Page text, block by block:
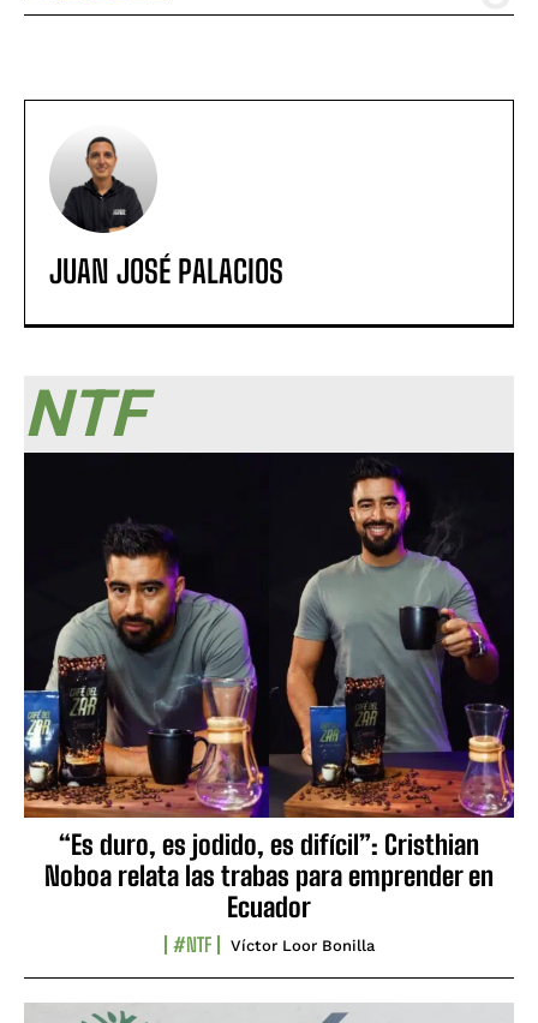
JUAN JOSÉ PALACIOS
NTF
“Es duro, es jodido, es difícil”: Cristhian
Noboa relata las trabas para emprender en
Ecuador
#NTF Víctor Loor Bonilla